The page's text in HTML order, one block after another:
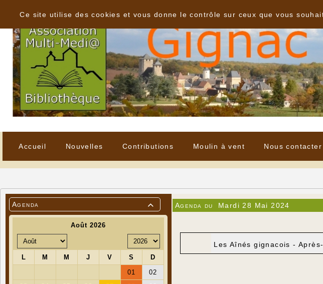
Accueil Nouvelles Contributions Moulin à vent Nous contacter

Agenda Agenda du Mardi 28 Mai 2024
Les Aînés gignacois -
Ce site utilise des cookies et vous donne le contrôle sur ceux que vous